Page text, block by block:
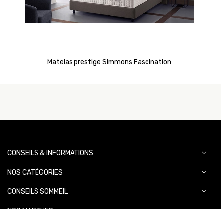
Matelas prestige Simmons Fascination
CONSEILS & INFORMATIONS
NOS CATÉGORIES
CONSEILS SOMMEIL